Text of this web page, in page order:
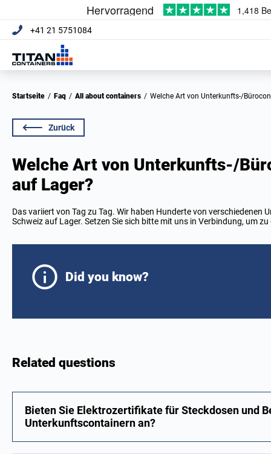
+41 21 5751084
Startseite / Faq / All about containers / Welche Art von Unterkunfts-/
Zurück
Welche Art von Unterkunfts-/
auf Lager?
Das variiert von Tag zu Tag. Wir haben Hunderte von verschiedenen
Schweiz auf Lager. Setzen Sie sich bitte mit uns in Verbindung, um
Did you know?
Related questions
Bieten Sie Elektrozertifikate für Steckdosen und
Unterkunftscontainern an?